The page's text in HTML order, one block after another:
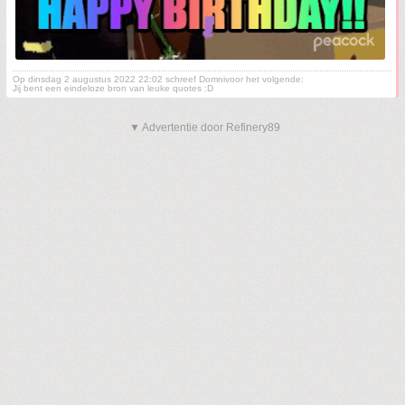
Op dinsdag 2 augustus 2022 22:02 schreef Domnivoor het volgende:
Jij bent een eindeloze bron van leuke quotes :D
▼ Advertentie door Refinery89